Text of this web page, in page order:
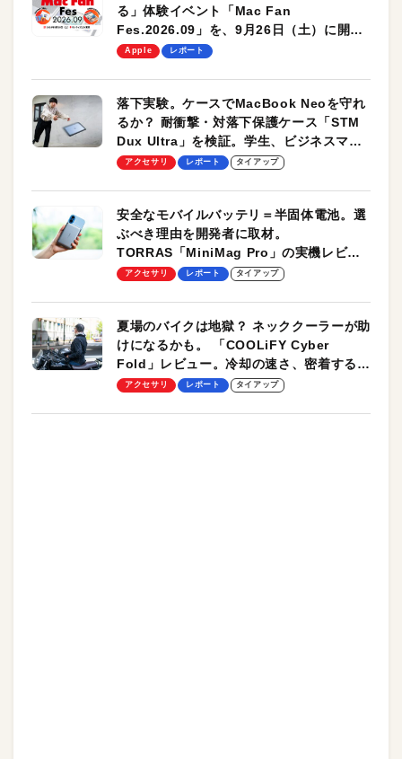
る」体験イベント「Mac Fan
Fes.2026.09」を、9月26日（土）に開催
します！
Apple レポート
落下実験。ケースでMacBook Neoを守れ
るか？ 耐衝撃・対落下保護ケース「STM
Dux Ultra」を検証。学生、ビジネスマン
のモバイルユースに最適！
アクセサリ レポート タイアップ
安全なモバイルバッテリ＝半固体電池。選
ぶべき理由を開発者に取材。
TORRAS「MiniMag Pro」の実機レビュ
ーも
アクセサリ レポート タイアップ
夏場のバイクは地獄？ ネッククーラーが助
けになるかも。 「COOLiFY Cyber
Fold」レビュー。冷却の速さ、密着する冷
却プレート、シンプルな操作性がグッド！
アクセサリ レポート タイアップ